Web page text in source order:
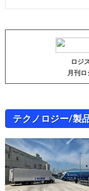
ロジ
月刊
テクノロジー/製